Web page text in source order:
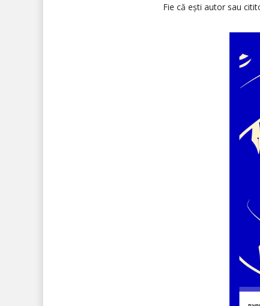
Fie că ești autor sau